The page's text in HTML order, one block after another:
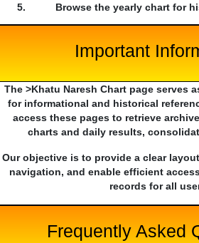
Browse the yearly chart for
Important
The >Khatu Naresh Chart page serves
for informational and historical
access these pages to retrieve
charts and daily results,
Our objective is to provide a clear
navigation, and enable efficient
records for all
Frequently Asked